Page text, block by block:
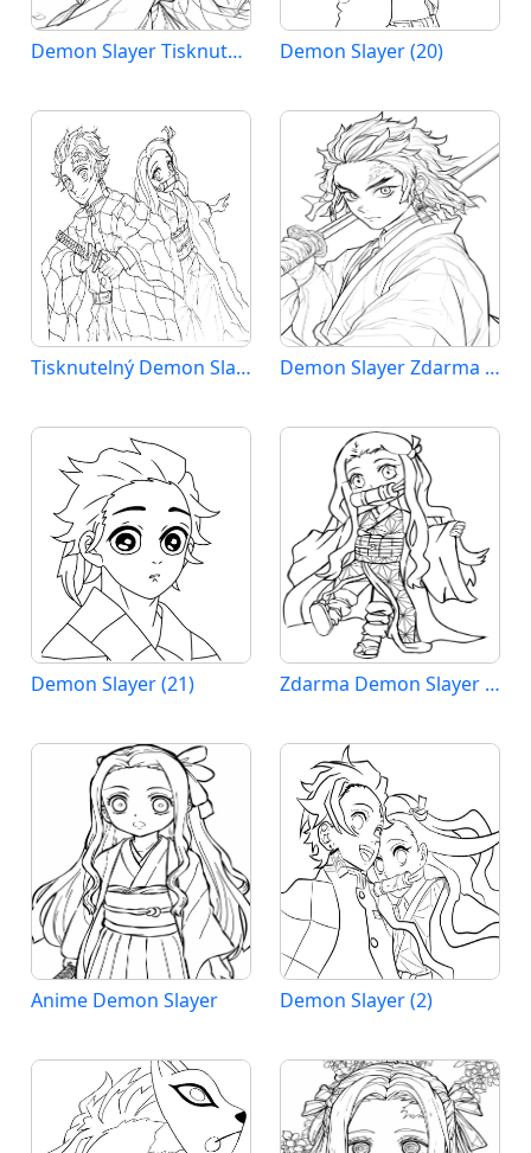
Demon Slayer Tisknutelný pro Děti Demon Slayer (20)
Tisknutelný Demon Slayer Obrázek pro Děti Demon Slayer Zdarma pro Děti
Demon Slayer (21) Zdarma Demon Slayer Vymalovatelné
Anime Demon Slayer Demon Slayer (2)